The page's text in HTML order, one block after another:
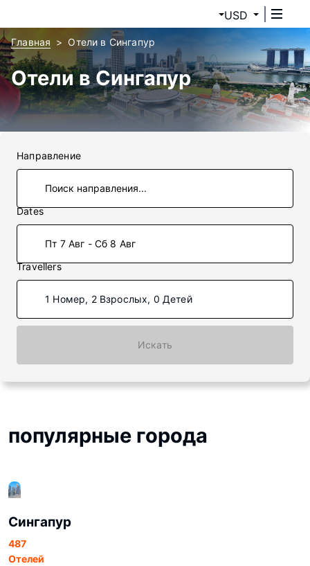
USD
Главная Отели в Сингапур
Отели в Сингапур
Направление
Dates
Пт 7 Авг - Сб 8 Авг
Travellers
1 Номер, 2 Взрослых, 0 Детей
Искать
популярные города
Сингапур
487
Отелей